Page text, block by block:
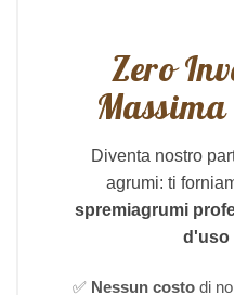
Zero
Massima
Diventa nostro
agrumi: ti
spremiagrumi
d'uso
✅ Nessun costodi